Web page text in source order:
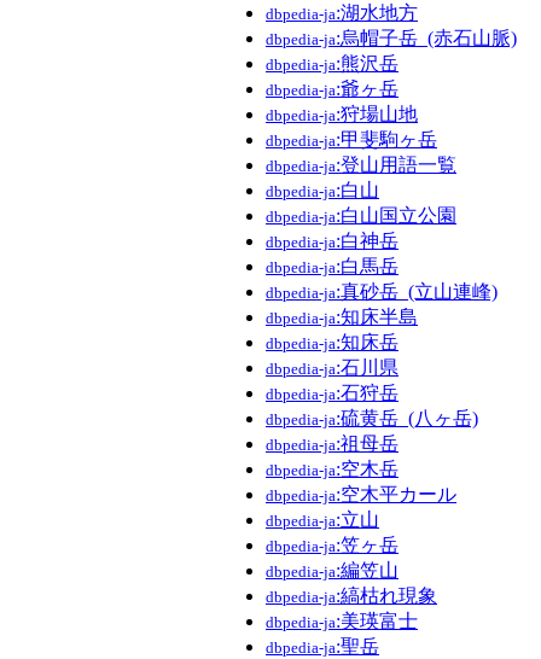
dbpedia-ja:湖水地方
dbpedia-ja:烏帽子岳_(赤石山脈)
dbpedia-ja:熊沢岳
dbpedia-ja:爺ヶ岳
dbpedia-ja:狩場山地
dbpedia-ja:甲斐駒ヶ岳
dbpedia-ja:登山用語一覧
dbpedia-ja:白山
dbpedia-ja:白山国立公園
dbpedia-ja:白神岳
dbpedia-ja:白馬岳
dbpedia-ja:真砂岳_(立山連峰)
dbpedia-ja:知床半島
dbpedia-ja:知床岳
dbpedia-ja:石川県
dbpedia-ja:石狩岳
dbpedia-ja:硫黄岳_(八ヶ岳)
dbpedia-ja:祖母岳
dbpedia-ja:空木岳
dbpedia-ja:空木平カール
dbpedia-ja:立山
dbpedia-ja:笠ヶ岳
dbpedia-ja:編笠山
dbpedia-ja:縞枯れ現象
dbpedia-ja:美瑛富士
dbpedia-ja:聖岳